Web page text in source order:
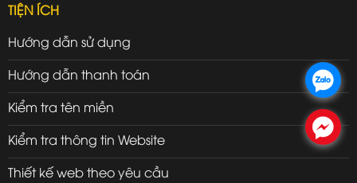
TIỆN ÍCH
Hướng dẫn sử dụng
Hướng dẫn thanh toán
Kiểm tra tên miền
Kiểm tra thông tin Website
Thiết kế web theo yêu cầu
.
.